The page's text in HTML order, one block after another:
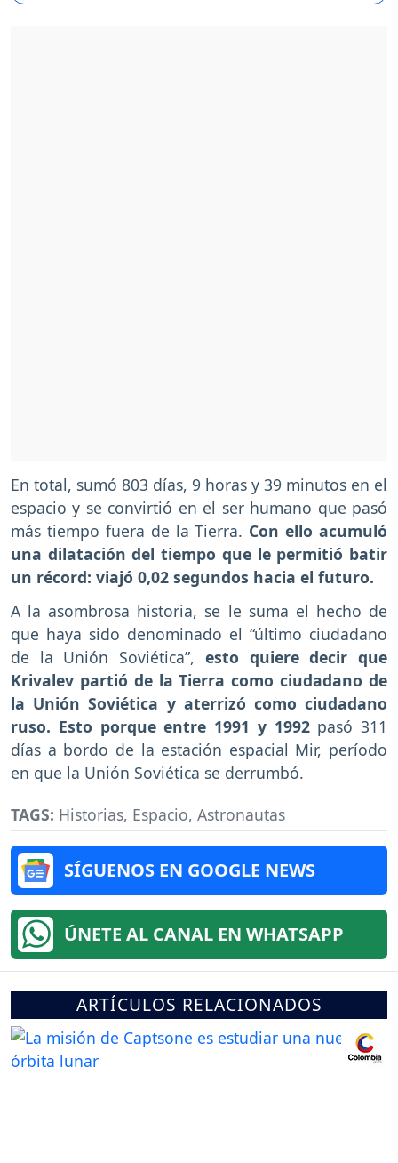
En total, sumó 803 días, 9 horas y 39 minutos en el
espacio y se convirtió en el ser humano que pasó
más tiempo fuera de la Tierra. Con ello acumuló
una dilatación del tiempo que le permitió batir
un récord: viajó 0,02 segundos hacia el futuro.
A la asombrosa historia, se le suma el hecho de
que haya sido denominado el “último ciudadano
de la Unión Soviética”, esto quiere decir que
Krivalev partió de la Tierra como ciudadano de
la Unión Soviética y aterrizó como ciudadano
ruso. Esto porque entre 1991 y 1992pasó 311
días a bordo de la estación espacial Mir, período
en que la Unión Soviética se derrumbó.
TAGS: Historias, Espacio, Astronautas
SÍGUENOS EN GOOGLE NEWS
ÚNETE AL CANAL EN WHATSAPP
ARTÍCULOS RELACIONADOS